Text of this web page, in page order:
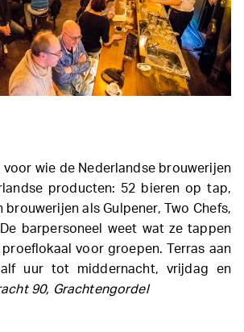
wie de Nederlandse brouwerijen
producten: 52 bieren op tap,
als Gulpener, Two Chefs,
barpersoneel weet wat ze tappen
voor groepen. Terras aan
uur tot middernacht, vrijdag en
90, Grachtengordel